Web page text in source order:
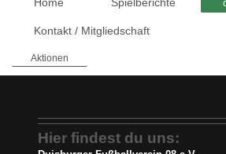
Kontakt / Mitgliedschaft
Aktionen
Hier findest du uns: